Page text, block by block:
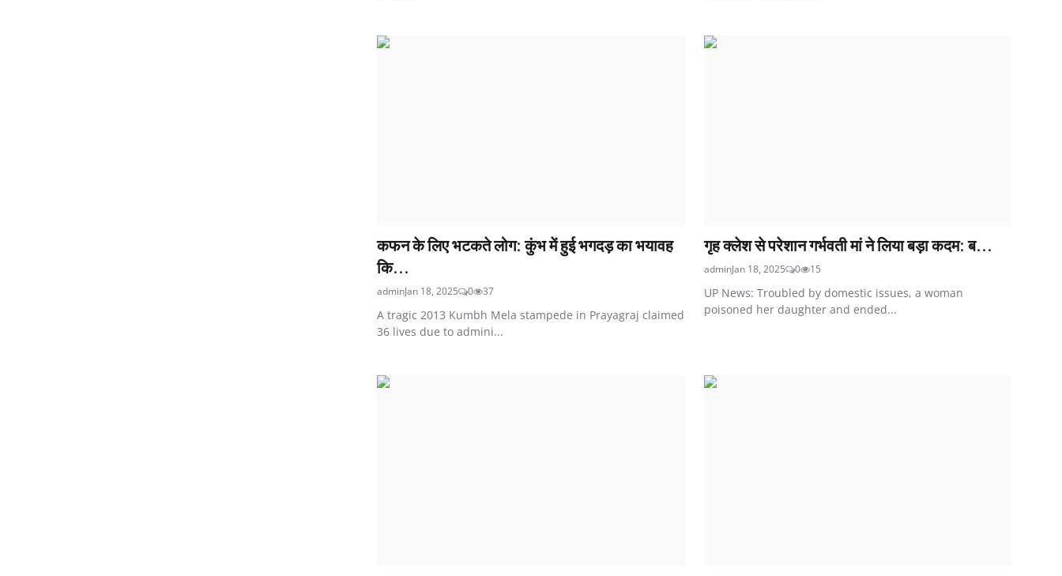
कफन के लिए भटकते लोग: कुंभ में हुई भगदड़ का भयावह
कि...
adminJan 18, 2025 0 37
A tragic 2013 Kumbh Mela stampede in Prayagraj claimed
36 lives due to admini...
गृह क्लेश से परेशान गर्भवती मां ने लिया बड़ा कदम: ब...
adminJan 18, 2025 0 15
UP News: Troubled by domestic issues, a woman
poisoned her daughter and ended...